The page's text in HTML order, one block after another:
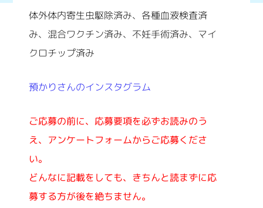
体外体内寄生虫駆除済み、各種血液検査済
み、混合ワクチン済み、不妊手術済み、マイ
クロチップ済み
預かりさんのインスタグラム
ご応募の前に、応募要項を必ずお読みのう
え、アンケートフォームからご応募くださ
い。
どんなに記載をしても、きちんと読まずに応
募する方が後を絶ちません。